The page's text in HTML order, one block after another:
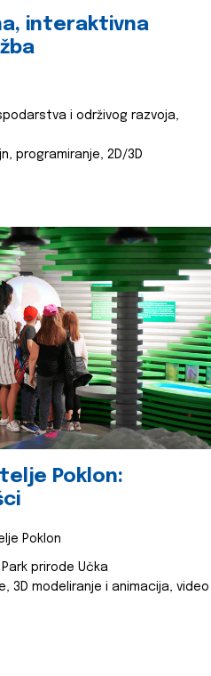
interaktivna
i održivog razvoja,
programiranje, 2D/3D
Poklon:
Poklon
prirode Učka
3D modeliranje i animacija, video